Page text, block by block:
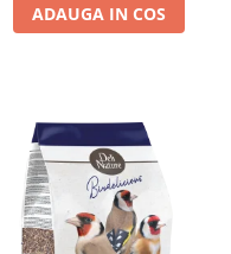
ADAUGA IN COS